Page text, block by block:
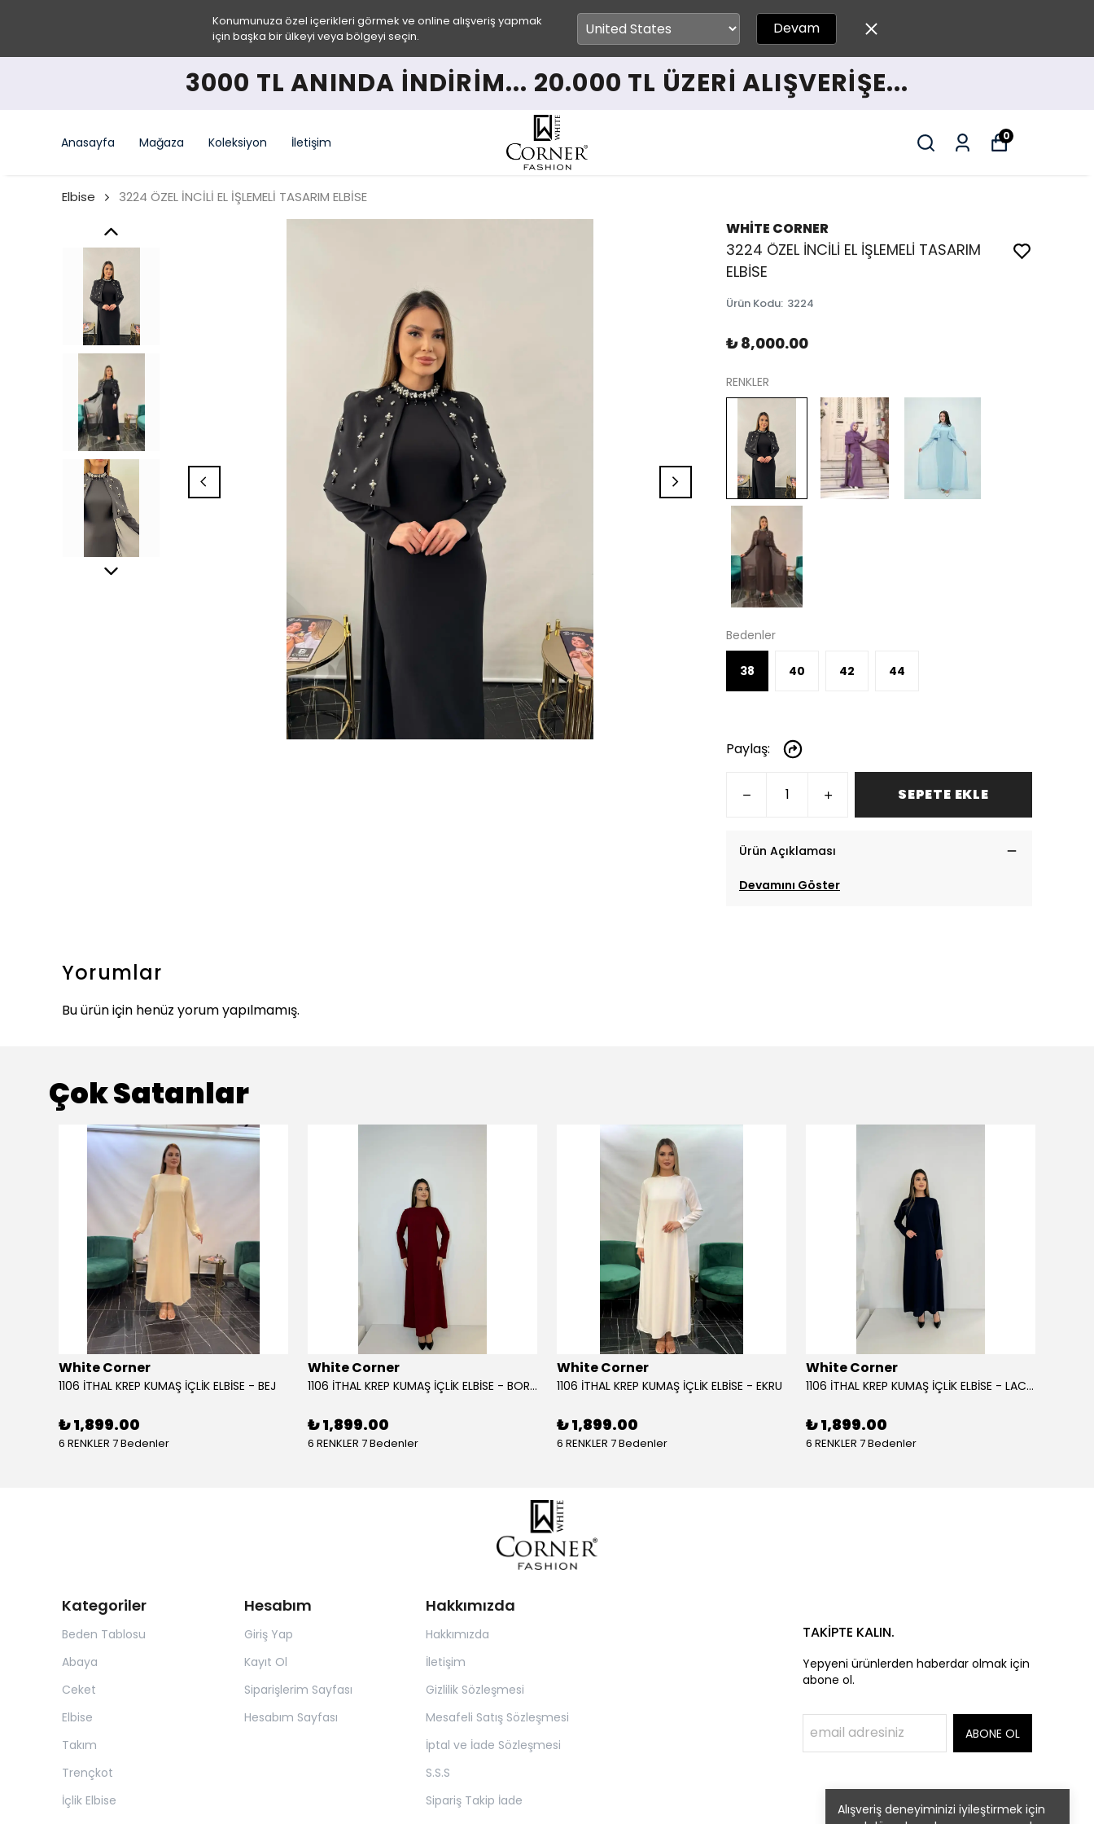
Konumunuza özel içerikleri görmek ve online alışveriş yapmak
için başka bir ülkeyi veya bölgeyi seçin.
Devam
3000 TL ANINDA İNDİRİM... 20.000 TL ÜZERİ ALIŞVERİŞE...
Anasayfa Mağaza Koleksiyon İletişim 0
Alışveriş deneyiminizi iyileştirmek için
Elbise 3224 ÖZEL İNCİLİ EL İŞLEMELİ TASARIM ELBİSE
WHİTE CORNER
3224 ÖZEL İNCİLİ EL İŞLEMELİ TASARIM
ELBİSE
Ürün Kodu: 3224
₺ 8,000.00
RENKLER
Bedenler
38 40 42 44
Paylaş:
SEPETE EKLE
Ürün Açıklaması
Devamını Göster
Yorumlar
Bu ürün için henüz yorum yapılmamış.
Çok Satanlar
White Corner
1106 İTHAL KREP KUMAŞ İÇLİK ELBİSE - BEJ
₺ 1,899.00
6 RENKLER 7 Bedenler
White Corner
1106 İTHAL KREP KUMAŞ İÇLİK ELBİSE - BORDO
₺ 1,899.00
6 RENKLER 7 Bedenler
White Corner
1106 İTHAL KREP KUMAŞ İÇLİK ELBİSE - EKRU
₺ 1,899.00
6 RENKLER 7 Bedenler
White Corner
1106 İTHAL KREP KUMAŞ İÇLİK ELBİSE - LACİVERT
₺ 1,899.00
6 RENKLER 7 Bedenler
Kategoriler
Beden Tablosu
Abaya
Ceket
Elbise
Takım
Trençkot
İçlik Elbise
Hesabım
Giriş Yap
Kayıt Ol
Siparişlerim Sayfası
Hesabım Sayfası
Hakkımızda
Hakkımızda
İletişim
Gizlilik Sözleşmesi
Mesafeli Satış Sözleşmesi
İptal ve İade Sözleşmesi
S.S.S
Sipariş Takip İade
TAKİPTE KALIN.
Yepyeni ürünlerden haberdar olmak için
abone ol.
ABONE OL